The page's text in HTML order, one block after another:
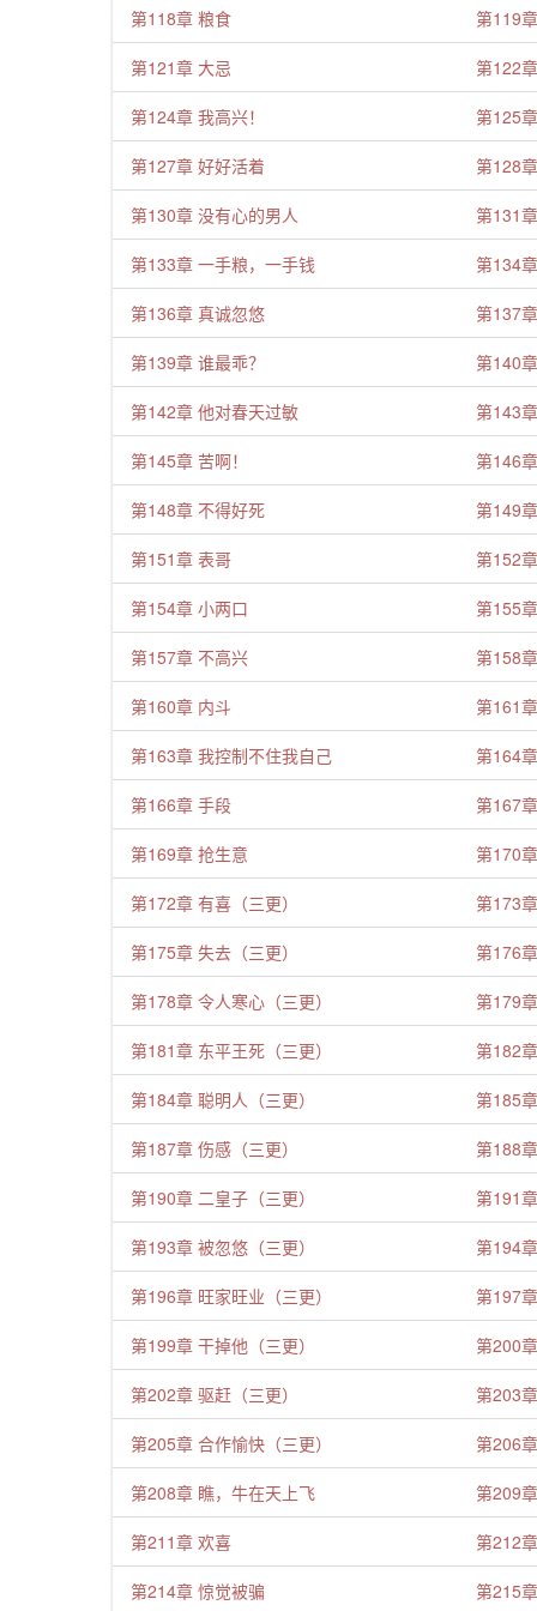
第118章 粮食 第119
第121章 大忌 第122
第124章 我高兴！ 第125
第127章 好好活着 第128
第130章 没有心的男人 第131
第133章 一手粮，一手钱 第134
第136章 真诚忽悠 第137
第139章 谁最乖？ 第140
第142章 他对春天过敏 第143
第145章 苦啊！ 第146
第148章 不得好死 第149
第151章 表哥 第152
第154章 小两口 第155
第157章 不高兴 第158
第160章 内斗 第161
第163章 我控制不住我自己 第164
第166章 手段 第167
第169章 抢生意 第170
第172章 有喜（三更） 第173
第175章 失去（三更） 第176
第178章 令人寒心（三更） 第179
第181章 东平王死（三更） 第182
第184章 聪明人（三更） 第185
第187章 伤感（三更） 第188
第190章 二皇子（三更） 第191
第193章 被忽悠（三更） 第194
第196章 旺家旺业（三更） 第197
第199章 干掉他（三更） 第200
第202章 驱赶（三更） 第203
第205章 合作愉快（三更） 第206
第208章 瞧，牛在天上飞 第209
第211章 欢喜 第212
第214章 惊觉被骗 第215